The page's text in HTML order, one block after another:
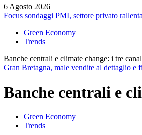
6 Agosto 2026
Focus sondaggi PMI, settore privato
Green Economy
Trends
Banche centrali e climate change: i tre
Gran Bretagna, male vendite al dettaglio e
Banche centrali e
Green Economy
Trends